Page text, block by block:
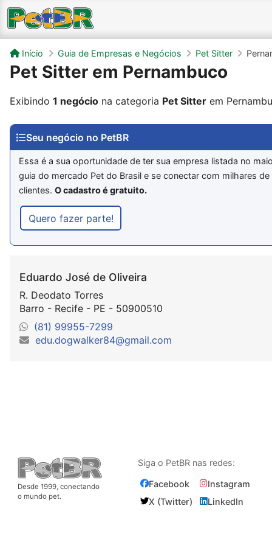
Início Guia de Empresas e Negócios Pet Sitter
Pet Sitter em Pernambuco
Exibindo 1 negócio na categoria Pet Sitter em
Seu negócio no PetBR
Essa é a sua oportunidade de ter sua empresa listada no
guia do mercado Pet do Brasil e se conectar com milhares de
clientes.O cadastro é gratuito.
Quero fazer parte!
Eduardo José de Oliveira
R. Deodato Torres
Barro - Recife - PE - 50900510
(81) 99955-7299
edu.dogwalker84@gmail.com
Desde 1999, conectando
o mundo pet.
Siga o PetBR nas redes:
Facebook
Instagram
X (Twitter)
LinkedIn